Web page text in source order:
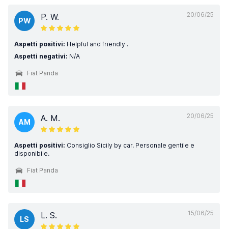
20/06/25
PW P. W.
Aspetti positivi: Helpful and friendly .
Aspetti negativi: N/A
Fiat Panda
20/06/25
AM A. M.
Aspetti positivi: Consiglio Sicily by car. Personale gentile e
disponibile.
Fiat Panda
15/06/25
LS L. S.